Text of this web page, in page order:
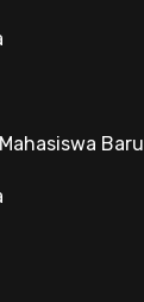
Baru